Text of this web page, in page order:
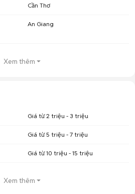
Cần Thơ
An Giang
Xem thêm
Giá từ 2 triệu - 3 triệu
Giá từ 5 triệu - 7 triệu
Giá từ 10 triệu - 15 triệu
Xem thêm